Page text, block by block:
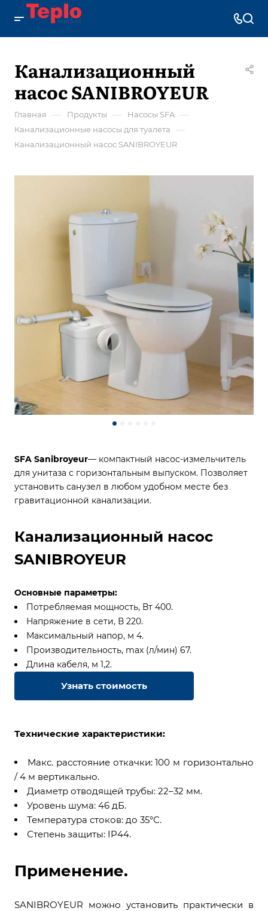
Канализационный
насос SANIBROYEUR
Главная — Продукты — Насосы SFA —
Канализационные насосы для туалета —
Канализационный насос SANIBROYEUR
SFA Sanibroyeur— компактный насос-измельчитель
для унитаза с горизонтальным выпуском. Позволяет
установить санузел в любом удобном месте без
гравитационной канализации.
Канализационный насос
SANIBROYEUR
Основные параметры:
Потребляемая мощность, Вт 400.
Напряжение в сети, В 220.
Максимальный напор, м 4.
Производительность, max (л/мин) 67.
Длина кабеля, м 1,2.
Узнать стоимость
Технические характеристики:
Макс. расстояние откачки: 100 м горизонтально
/ 4 м вертикально.
Диаметр отводящей трубы: 22–32 мм.
Уровень шума: 46 дБ.
Температура стоков: до 35°C.
Степень защиты: IP44.
Применение.
SANIBROYEUR можно установить практически в